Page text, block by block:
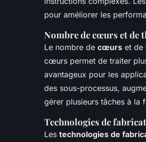
pour améliorer les
Nombre de cœurs et de
Le nombre de cœurs et de
cœurs permet de traiter
avantageux pour les
des sous-processus,
gérer plusieurs tâches à la
Technologies de
Les technologies de